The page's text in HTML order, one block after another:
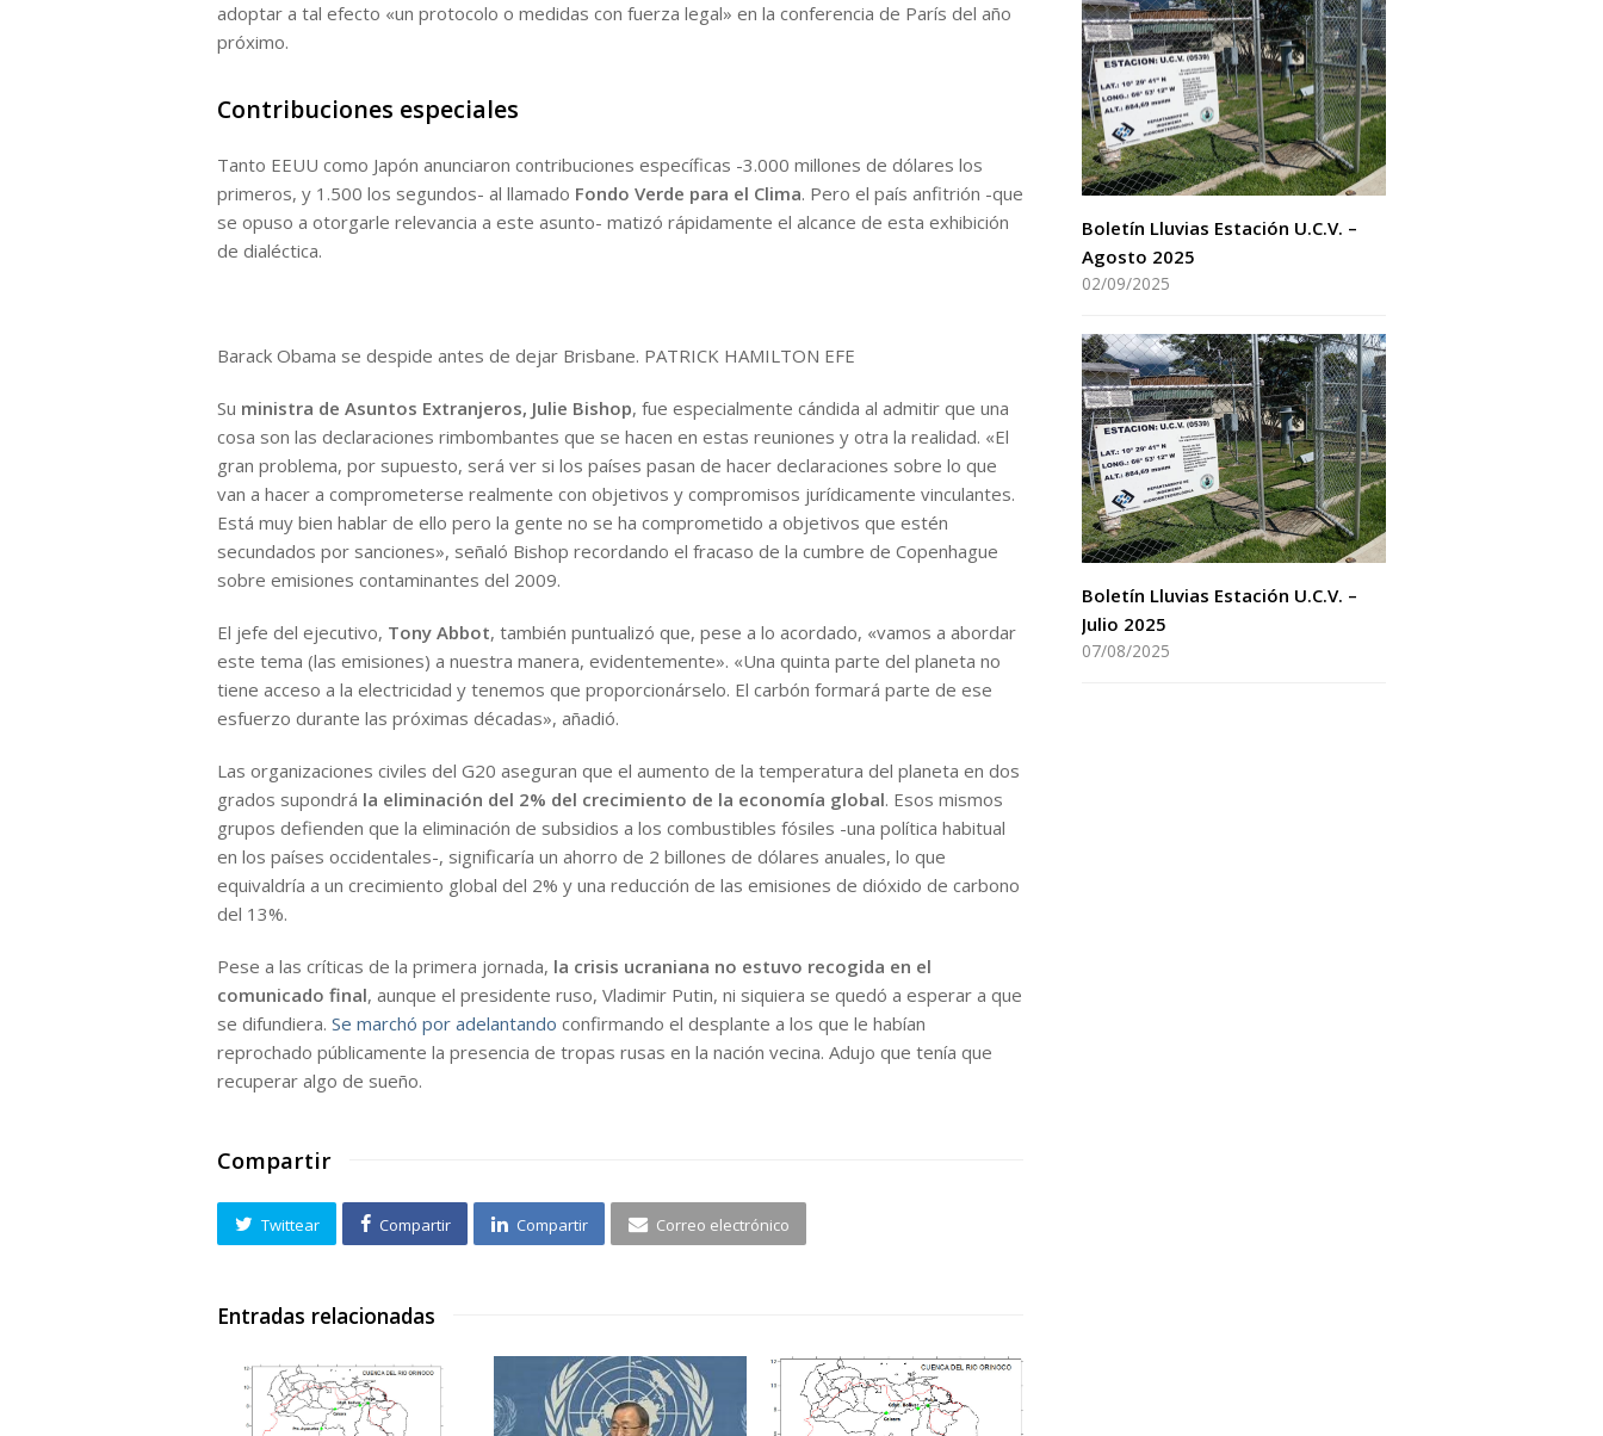
adoptar a tal efecto «un protocolo o medidas con fuerza legal» en la conferencia de París del año
próximo.
Contribuciones especiales
Tanto EEUU como Japón anunciaron contribuciones específicas -3.000 millones de dólares los
primeros, y 1.500 los segundos- al llamado Fondo Verde para el Clima. Pero el país anfitrión -que
se opuso a otorgarle relevancia a este asunto- matizó rápidamente el alcance de esta exhibición
de dialéctica.
Barack Obama se despide antes de dejar Brisbane. PATRICK HAMILTON EFE
Su ministra de Asuntos Extranjeros, Julie Bishop, fue especialmente cándida al admitir que una
cosa son las declaraciones rimbombantes que se hacen en estas reuniones y otra la realidad. «El
gran problema, por supuesto, será ver si los países pasan de hacer declaraciones sobre lo que
van a hacer a comprometerse realmente con objetivos y compromisos jurídicamente vinculantes.
Está muy bien hablar de ello pero la gente no se ha comprometido a objetivos que estén
secundados por sanciones», señaló Bishop recordando el fracaso de la cumbre de Copenhague
sobre emisiones contaminantes del 2009.
El jefe del ejecutivo, Tony Abbot, también puntualizó que, pese a lo acordado, «vamos a abordar
este tema (las emisiones) a nuestra manera, evidentemente». «Una quinta parte del planeta no
tiene acceso a la electricidad y tenemos que proporcionárselo. El carbón formará parte de ese
esfuerzo durante las próximas décadas», añadió.
Las organizaciones civiles del G20 aseguran que el aumento de la temperatura del planeta en dos
grados supondrá la eliminación del 2% del crecimiento de la economía global. Esos mismos
grupos defienden que la eliminación de subsidios a los combustibles fósiles -una política habitual
en los países occidentales-, significaría un ahorro de 2 billones de dólares anuales, lo que
equivaldría a un crecimiento global del 2% y una reducción de las emisiones de dióxido de carbono
del 13%.
Pese a las críticas de la primera jornada, la crisis ucraniana no estuvo recogida en el
comunicado final, aunque el presidente ruso, Vladimir Putin, ni siquiera se quedó a esperar a que
se difundiera. Se marchó por adelantando confirmando el desplante a los que le habían
reprochado públicamente la presencia de tropas rusas en la nación vecina. Adujo que tenía que
recuperar algo de sueño.
Compartir
Twittear Compartir Compartir Correo electrónico
Entradas relacionadas
Boletín Lluvias Estación U.C.V. –
Agosto 2025
02/09/2025
Boletín Lluvias Estación U.C.V. –
Julio 2025
07/08/2025